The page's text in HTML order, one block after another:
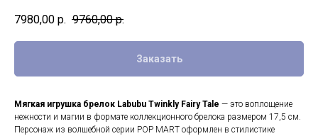
7980,00 р. 9760,00 р.
Заказать
Мягкая игрушка брелок Labubu Twinkly Fairy Tale — это воплощение
нежности и магии в формате коллекционного брелока размером 17,5 см.
Персонаж из волшебной серии POP MART оформлен в стилистике